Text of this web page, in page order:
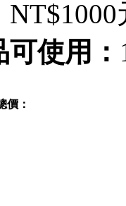
NT$1000
使用：
價：